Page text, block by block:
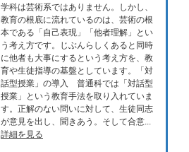
学科は芸術系ではありません。しかし、
教育の根底に流れているのは、芸術の根
本である「自己表現」「他者理解」とい
う考え方です。じぶんらしくあると同時
に他者も大事にするという考え方を、教
育や生徒指導の基盤としています。「対
話型授業」の導入 普通科では「対話型
授業」という教育手法を取り入れていま
す。正解のない問いに対して、生徒同志
が意見を出し、聞きあう。そして合意...
詳細を見る